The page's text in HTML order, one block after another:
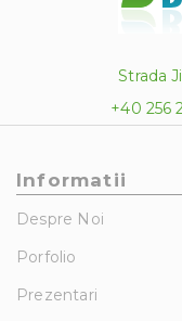
Strada
+40 256
Informatii
Despre Noi
Porfolio
Prezentari